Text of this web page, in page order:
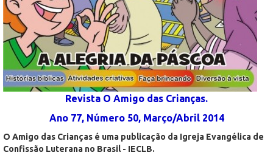
Revista O Amigo das Crianças.
Ano 77, Número 50, Março/Abril 2014
O Amigo das Crianças é uma publicação da Igreja Evangélica de
Confissão Luterana no Brasil - IECLB.